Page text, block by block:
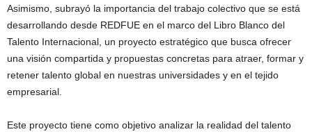
Asimismo, subrayó la importancia del trabajo colectivo que se está
desarrollando desde REDFUE en el marco del Libro Blanco del
Talento Internacional, un proyecto estratégico que busca ofrecer
una visión compartida y propuestas concretas para atraer, formar y
retener talento global en nuestras universidades y en el tejido
empresarial.
Este proyecto tiene como objetivo analizar la realidad del talento